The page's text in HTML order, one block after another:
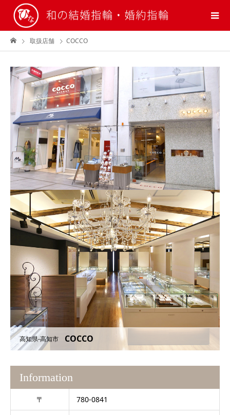
取扱店舗 COCCO
高知県-高知市 COCCO
Information
〒 780-0841